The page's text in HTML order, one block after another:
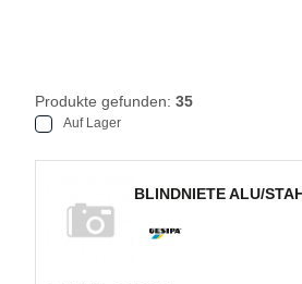
Produkte gefunden: 35
Auf Lager
BLINDNIETE ALU/